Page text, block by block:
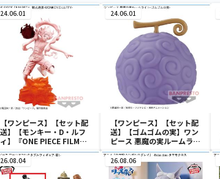
24.06.01
【ワンピース】【セット配
送】【モンキー・D・ルフ
ィ】『ONE PIECE FILM
RED』 戦光絶景-
MONKEY.D.LUFFY-
24.06.01
【ワンピース】【セット配
送】【ゴムゴムの実】ワン
ピース 悪魔の実ルームライ
ト-ゴムゴムの実-
26.08.04 26.08.06